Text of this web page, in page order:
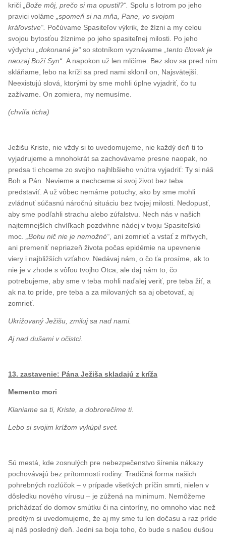
kričí „Bože môj, prečo si ma opustil?“. Spolu s lotrom po jeho
pravici voláme
„spomeň si na mňa, Pane, vo svojom
kráľovstve“. Počúvame Spasiteľov výkrik, že žízni a my celou
svojou bytosťou žíznime po jeho spasiteľnej milosti. Po jeho
výdychu
„dokonané je“ so stotníkom vyznávame
„tento človek je
naozaj Boží Syn“. A napokon už len mlčíme. Bez slov sa pred ním
skláňame, lebo na kríži sa pred nami sklonil on, Najsvätejší.
Neexistujú slová, ktorými by sme mohli úplne vyjadriť, čo tu
zažívame. On zomiera, my nemusíme.
(chvíľa ticha)
Ježišu Kriste, nie vždy si to uvedomujeme, nie každý deň ti to
vyjadrujeme a mnohokrát sa zachovávame presne naopak, no
predsa ti chceme zo svojho najhlbšieho vnútra vyjadriť: Ty si náš
Boh a Pán. Nevieme a nechceme si svoj život bez teba
predstaviť. A už vôbec nemáme potuchy, ako by sme mohli
zvládnuť súčasnú náročnú situáciu bez tvojej milosti. Nedopusť,
aby sme podľahli strachu alebo zúfalstvu. Nech nás v našich
najtemnejších chvíľkach pozdvihne nádej v tvoju Spasiteľskú
moc.
„Bohu nič nie je nemožné“ , ani zomrieť a vstať z mŕtvych,
ani premeniť nepriazeň života počas epidémie na upevnenie
viery i najbližších vzťahov. Nedávaj nám, o čo ťa prosíme, ak to
nie je v zhode s vôľou tvojho Otca, ale daj nám to, čo
potrebujeme, aby sme v teba mohli naďalej veriť, pre teba žiť, a
ak na to príde, pre teba a za milovaných sa aj obetovať, aj
zomrieť.
Ukrižovaný Ježišu, zmiluj sa nad nami.
Aj nad dušami v očistci.
13. zastavenie: Pána Ježiša skladajú z kríža
Memento mori
Klaniame sa ti, Kriste, a dobrorečíme ti.
Lebo si svojim krížom vykúpil svet.
Sú mestá, kde zosnulých pre nebezpečenstvo šírenia nákazy
pochovávajú bez prítomnosti rodiny. Tradičná forma našich
pohrebných rozlúčok – v prípade všetkých príčin smrti, nielen v
dôsledku nového vírusu – je zúžená na minimum. Nemôžeme
prichádzať do domov smútku či na cintoríny, no omnoho viac než
predtým si uvedomujeme, že aj my sme tu len dočasu a raz príde
aj náš posledný deň. Jedni sa boja toho, čo bude s našou dušou